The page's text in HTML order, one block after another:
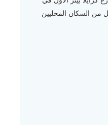
من السكان المحليين